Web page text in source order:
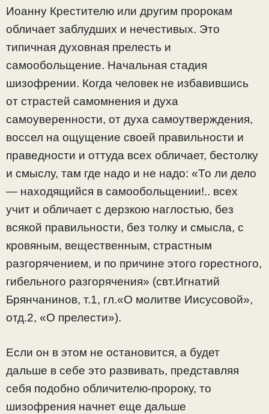
Иоанну Крестителю или другим пророкам
обличает заблудших и нечестивых. Это
типичная духовная прелесть и
самообольщение. Начальная стадия
шизофрении. Когда человек не избавившись
от страстей самомнения и духа
самоуверенности, от духа самоутверждения,
воссел на ощущение своей правильности и
праведности и оттуда всех обличает, бестолку
и смыслу, там где надо и не надо: «То ли дело
— находящийся в самообольщении!.. всех
учит и обличает с дерзкою наглостью, без
всякой правильности, без толку и смысла, с
кровяным, вещественным, страстным
разгорячением, и по причине этого горестного,
гибельного разгорячения» (свт.Игнатий
Брянчанинов, т.1, гл.«О молитве Иисусовой»,
отд.2, «О прелести»).
Если он в этом не остановится, а будет
дальше в себе это развивать, представляя
себя подобно обличителю-пророку, то
шизофрения начнет еще дальше